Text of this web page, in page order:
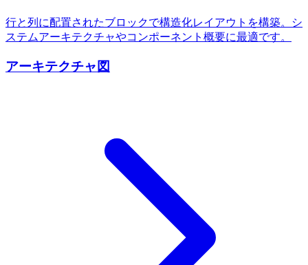
行と列に配置されたブロックで構造化レイアウトを構築。シ
ステムアーキテクチャやコンポーネント概要に最適です。
アーキテクチャ図